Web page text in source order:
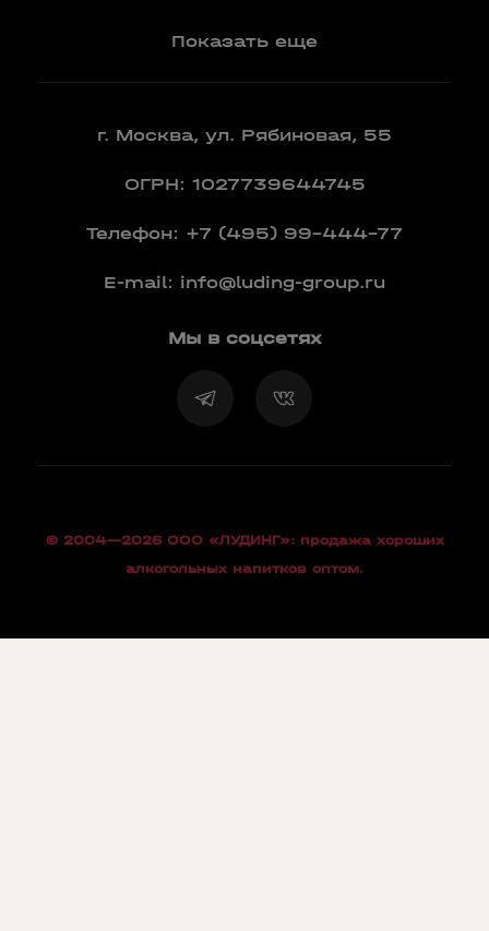
Показать еще
г. Москва, ул. Рябиновая, 55
ОГРН: 1027739644745
Телефон: +7 (495) 99-444-77
E-mail: info@luding-group.ru
Мы в соцсетях
© 2004—2026 OOO «ЛУДИНГ»: продажа хороших
алкогольных напитков оптом.